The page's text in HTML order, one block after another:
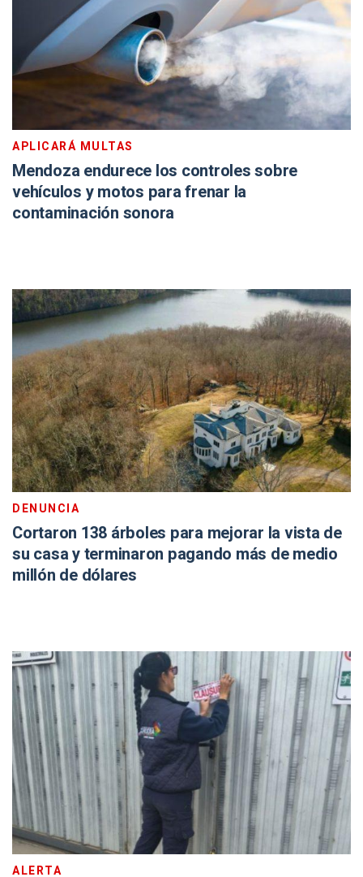
APLICARÁ MULTAS
Mendoza endurece los controles sobre
vehículos y motos para frenar la
contaminación sonora
DENUNCIA
Cortaron 138 árboles para mejorar la vista de
su casa y terminaron pagando más de medio
millón de dólares
ALERTA